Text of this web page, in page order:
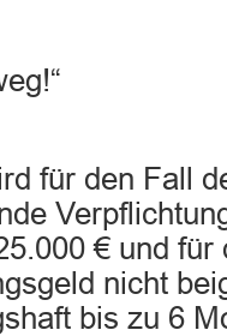
für den Fall
€ und
nicht
bis zu 6